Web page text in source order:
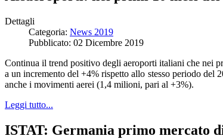
Dettagli
Categoria: News 2019
Pubblicato: 02 Dicembre 2019
Continua il trend positivo degli aeroporti italiani che nei
a un incremento del +4% rispetto allo stesso periodo del
anche i movimenti aerei (1,4 milioni, pari al +3%).
Leggi tutto...
ISTAT: Germania primo mercato